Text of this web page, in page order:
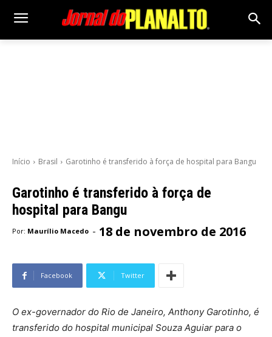
Início Brasil Garotinho é transferido à força de hospital para Bangu
Garotinho é transferido à força de
hospital para Bangu
Por: Maurílio Macedo - 18 de novembro de 2016
Facebook Twitter
O ex-governador do Rio de Janeiro, Anthony Garotinho, é
transferido do hospital municipal Souza Aguiar para o